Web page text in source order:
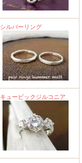
シルバーリング
キュービックジルコニア